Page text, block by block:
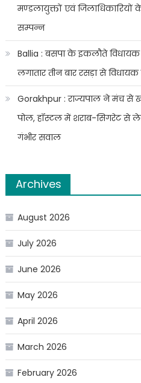
मण्डलायुक्तों एवं जिलाधिकारियों
सम्पन्न
Ballia : बसपा के इकलौते
लगातार तीन बार रसड़ा से
Gorakhpur : राज्यपाल ने मंच से
पोल, हॉस्टल में शराब-सिगरेट
गंभीर सवाल
Archives
August 2026
July 2026
June 2026
May 2026
April 2026
March 2026
February 2026